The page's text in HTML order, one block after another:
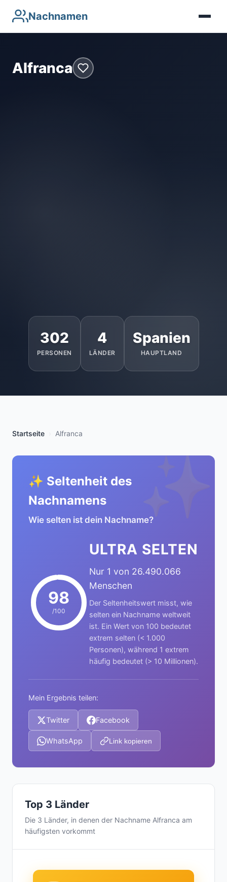
Nachnamen
Alfranca
302
PERSONEN
4
LÄNDER
Spanien
HAUPTLAND
Startseite Alfranca
✨
✨ Seltenheit des
Nachnamens
Wie selten ist dein Nachname?
98
/100
ULTRA SELTEN
Nur 1 von 26.490.066
Menschen
Der Seltenheitswert misst, wie
selten ein Nachname weltweit
ist. Ein Wert von 100 bedeutet
extrem selten (< 1.000
Personen), während 1 extrem
häufig bedeutet (> 10 Millionen).
Mein Ergebnis teilen:
Twitter Facebook
WhatsApp Link kopieren
Top 3 Länder
Die 3 Länder, in denen der Nachname Alfranca am
häufigsten vorkommt